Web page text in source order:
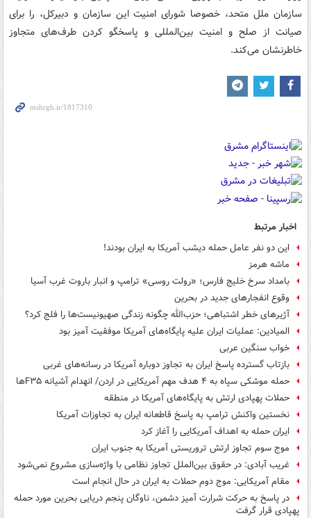
سازمان ملل متحد، خصوصا شورای امنیت این سازمان و دبیرکل، را برای
صیانت از صلح و امنیت بین‌المللی و پاسخگو کردن طرف‌های متجاوز
خاطرنشان می‌کند.
اخبار مرتبط
این دو نفر عامل حمله دیشب آمریکا به ایران بودند!
ماشه هرمز
بامداد سرخ خلیج فارس؛ «رولت روسی» ترامپ و انبار باروت غرب آسیا
وقوع انفجارهای جدید در بحرین
آژیرهای خطر اشتباهی؛ حزب‌الله چگونه زندگی صهیونیست‌ها را فلج کرد؟
المیادین: عملیات ایران علیه پایگاه‌های آمریکا موفقیت آمیز بود
خواب سنگین عربی
بازتاب گسترده پاسخ ایران به تجاوز دوباره آمریکا در رسانه‌های غربی
حمله موشکی سپاه به ۴ هدف مهم آمریکایی در اردن/ انهدام آشیانه F۳۵ها
حملات پهپادی ارتش به پایگاه‌های آمریکا در منطقه
نخستین واکنش ترامپ به پاسخ قاطعانه ایران به تجاوزات آمریکا
ایران حمله به اهداف آمریکایی را آغاز کرد
موج سوم تجاوز ارتش تروریستی آمریکا به جنوب ایران
غریب آبادی: در حقوق بین‌الملل تجاوز نظامی با واژه‌سازی مشروع نمی‌شود
مقام آمریکایی: موج دوم حملات به ایران در حال انجام است
در پاسخ به حرکت شرارت آمیز دشمن، ناوگان پنجم دریایی بحرین مورد حمله
پهپادی قرار گرفت